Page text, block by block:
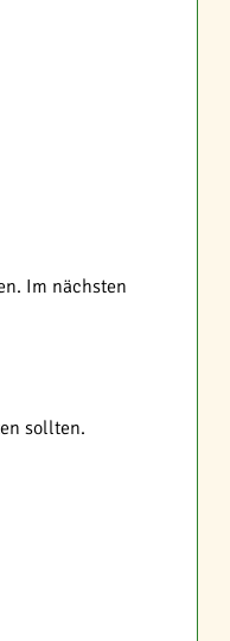
Im nächsten
sollten.